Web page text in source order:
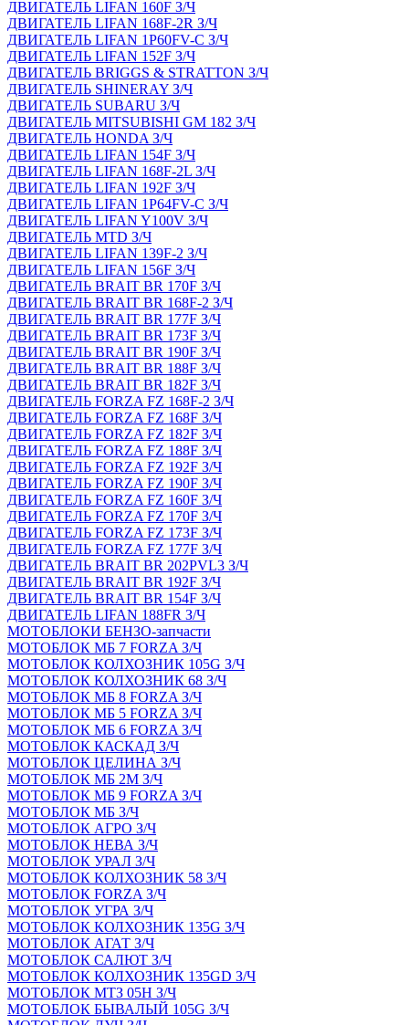
ДВИГАТЕЛЬ LIFAN 160F З/Ч
ДВИГАТЕЛЬ LIFAN 168F-2R З/Ч
ДВИГАТЕЛЬ LIFAN 1P60FV-C З/Ч
ДВИГАТЕЛЬ LIFAN 152F З/Ч
ДВИГАТЕЛЬ BRIGGS & STRATTON З/Ч
ДВИГАТЕЛЬ SHINERAY З/Ч
ДВИГАТЕЛЬ SUBARU З/Ч
ДВИГАТЕЛЬ MITSUBISHI GM 182 З/Ч
ДВИГАТЕЛЬ HONDA З/Ч
ДВИГАТЕЛЬ LIFAN 154F З/Ч
ДВИГАТЕЛЬ LIFAN 168F-2L З/Ч
ДВИГАТЕЛЬ LIFAN 192F З/Ч
ДВИГАТЕЛЬ LIFAN 1P64FV-C З/Ч
ДВИГАТЕЛЬ LIFAN Y100V З/Ч
ДВИГАТЕЛЬ MTD З/Ч
ДВИГАТЕЛЬ LIFAN 139F-2 З/Ч
ДВИГАТЕЛЬ LIFAN 156F З/Ч
ДВИГАТЕЛЬ BRAIT BR 170F З/Ч
ДВИГАТЕЛЬ BRAIT BR 168F-2 З/Ч
ДВИГАТЕЛЬ BRAIT BR 177F З/Ч
ДВИГАТЕЛЬ BRAIT BR 173F З/Ч
ДВИГАТЕЛЬ BRAIT BR 190F З/Ч
ДВИГАТЕЛЬ BRAIT BR 188F З/Ч
ДВИГАТЕЛЬ BRAIT BR 182F З/Ч
ДВИГАТЕЛЬ FORZA FZ 168F-2 З/Ч
ДВИГАТЕЛЬ FORZA FZ 168F З/Ч
ДВИГАТЕЛЬ FORZA FZ 182F З/Ч
ДВИГАТЕЛЬ FORZA FZ 188F З/Ч
ДВИГАТЕЛЬ FORZA FZ 192F З/Ч
ДВИГАТЕЛЬ FORZA FZ 190F З/Ч
ДВИГАТЕЛЬ FORZA FZ 160F З/Ч
ДВИГАТЕЛЬ FORZA FZ 170F З/Ч
ДВИГАТЕЛЬ FORZA FZ 173F З/Ч
ДВИГАТЕЛЬ FORZA FZ 177F З/Ч
ДВИГАТЕЛЬ BRAIT BR 202PVL3 З/Ч
ДВИГАТЕЛЬ BRAIT BR 192F З/Ч
ДВИГАТЕЛЬ BRAIT BR 154F З/Ч
ДВИГАТЕЛЬ LIFAN 188FR З/Ч
МОТОБЛОКИ БЕНЗО-запчасти
МОТОБЛОК МБ 7 FORZA З/Ч
МОТОБЛОК КОЛХОЗНИК 105G З/Ч
МОТОБЛОК КОЛХОЗНИК 68 З/Ч
МОТОБЛОК МБ 8 FORZA З/Ч
МОТОБЛОК МБ 5 FORZA З/Ч
МОТОБЛОК МБ 6 FORZA З/Ч
МОТОБЛОК КАСКАД З/Ч
МОТОБЛОК ЦЕЛИНА З/Ч
МОТОБЛОК МБ 2М З/Ч
МОТОБЛОК МБ 9 FORZA З/Ч
МОТОБЛОК МБ З/Ч
МОТОБЛОК АГРО З/Ч
МОТОБЛОК НЕВА З/Ч
МОТОБЛОК УРАЛ З/Ч
МОТОБЛОК КОЛХОЗНИК 58 З/Ч
МОТОБЛОК FORZA З/Ч
МОТОБЛОК УГРА З/Ч
МОТОБЛОК КОЛХОЗНИК 135G З/Ч
МОТОБЛОК АГАТ З/Ч
МОТОБЛОК САЛЮТ З/Ч
МОТОБЛОК КОЛХОЗНИК 135GD З/Ч
МОТОБЛОК МТЗ 05Н З/Ч
МОТОБЛОК БЫВАЛЫЙ 105G З/Ч